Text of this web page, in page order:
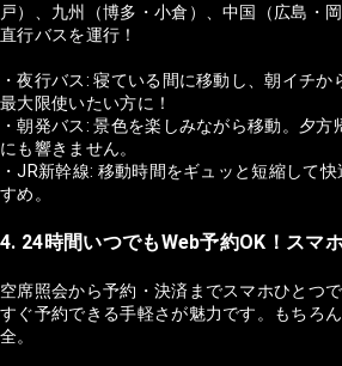
戸）、九州（博多・小倉）、中国（広島・
直行バスを運行！
・夜行バス: 寝ている間に移動し、朝イチ
最大限使いたい方に！
・朝発バス: 景色を楽しみながら移動。夕
にも響きません。
・JR新幹線: 移動時間をギュッと短縮して
すめ。
4. 24時間いつでもWeb予約OK！スマ
空席照会から予約・決済までスマホひとつ
すぐ予約できる手軽さが魅力です。もちろ
全。